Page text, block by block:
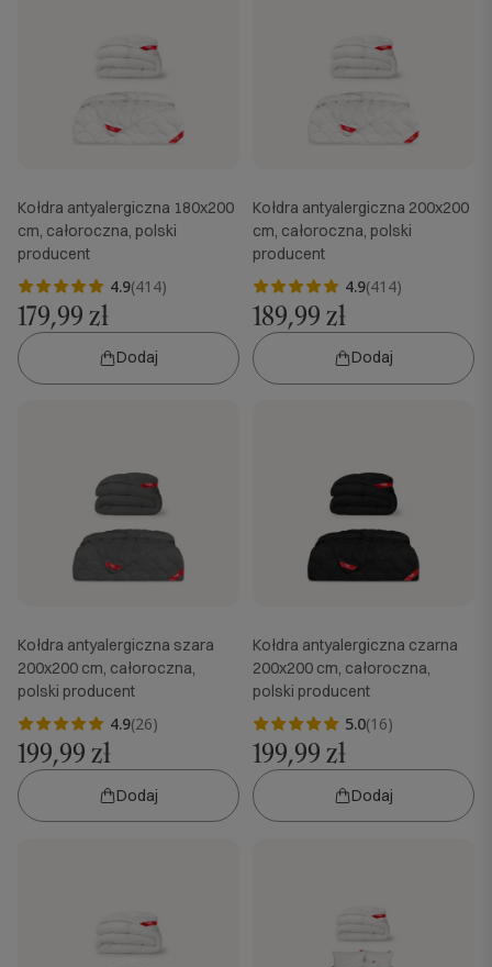
Kołdra antyalergiczna 180x200
cm, całoroczna, polski
producent
4.9(414)
179,99 zł
Dodaj
Kołdra antyalergiczna 200x200
cm, całoroczna, polski
producent
4.9(414)
189,99 zł
Dodaj
Kołdra antyalergiczna szara
200x200 cm, całoroczna,
polski producent
4.9(26)
199,99 zł
Dodaj
Kołdra antyalergiczna czarna
200x200 cm, całoroczna,
polski producent
5.0(16)
199,99 zł
Dodaj